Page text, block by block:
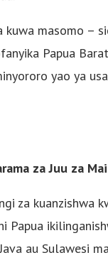
kuwa masomo –
Papua
yao ya
za Juu za
za kuanzishwa
Papua
au Sulawesi